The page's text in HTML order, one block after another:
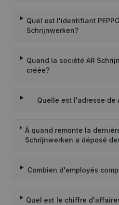
Quel est l'identifiant
Schrijnwerken?
Quand la société AR
créée?
Quelle est l'adresse de
À quand remonte la
Schrijnwerken a déposé
Combien d'employés
Quel est le chiffre